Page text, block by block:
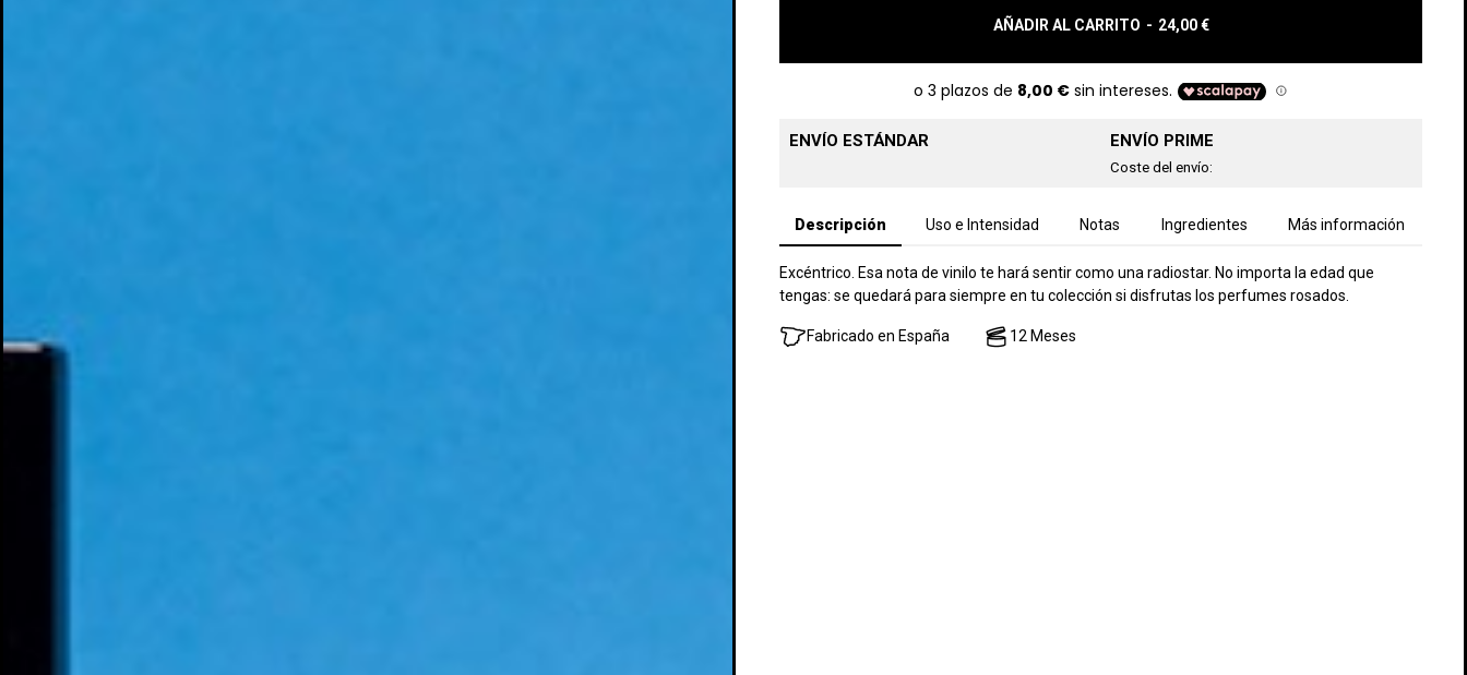
AÑADIR AL CARRITO - 24,00 €
ENVÍO ESTÁNDAR ENVÍO PRIME
Coste del envío:
Descripción Uso e Intensidad Notas Ingredientes Más información
Excéntrico. Esa nota de vinilo te hará sentir como una radiostar. No importa la edad que
tengas: se quedará para siempre en tu colección si disfrutas los perfumes rosados.
Fabricado en España 12 Meses